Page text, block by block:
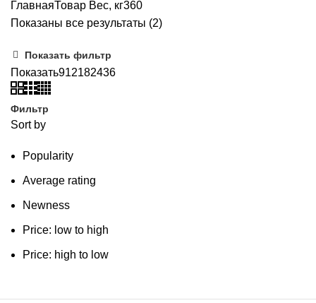
ГлавнаяТовар Вес, кг360
Показаны все результаты (2)Цены:
Показать фильтр
Показать912182436
Фильтр
Sort by
Popularity
Average rating
Newness
Price: low to high
Price: high to low